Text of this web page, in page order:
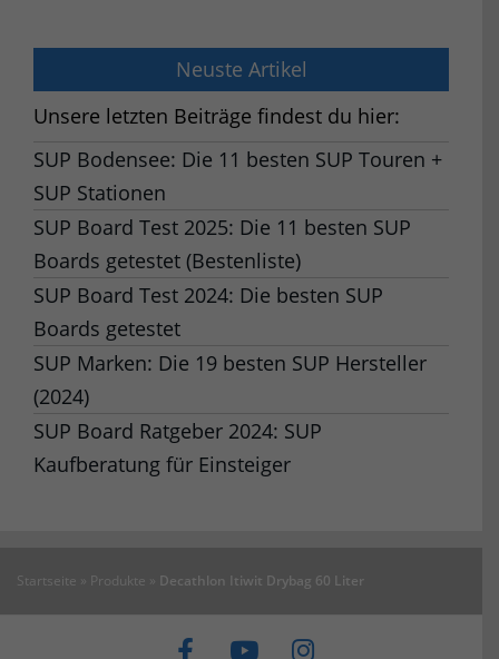
Neuste Artikel
Unsere letzten Beiträge findest du hier:
SUP Bodensee: Die 11 besten SUP Touren +
SUP Stationen
SUP Board Test 2025: Die 11 besten SUP
Boards getestet (Bestenliste)
SUP Board Test 2024: Die besten SUP
Boards getestet
SUP Marken: Die 19 besten SUP Hersteller
(2024)
SUP Board Ratgeber 2024: SUP
Kaufberatung für Einsteiger
Startseite » Produkte » Decathlon Itiwit Drybag 60 Liter